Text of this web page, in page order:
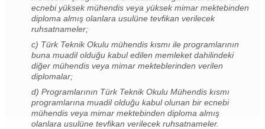
ecnebi yüksek mühendis veya yüksek mimar mektebinden
diploma almış olanlara usulüne tevfikan verilecek
ruhsatnameler;
c) Türk Teknik Okulu mühendis kısmı ile programlarının
buna muadil olduğu kabul edilen memleket dahilindeki
diğer mühendis veya mimar mekteblerinden verilen
diplomalar;
d) Programlarının Türk Teknik Okulu Mühendis kısmı
programlarına muadil olduğu kabul olunan bir ecnebi
mühendis veya mimar mektebinden diploma almış
olanlara usulüne tevfikan verilecek ruhsatnameler.